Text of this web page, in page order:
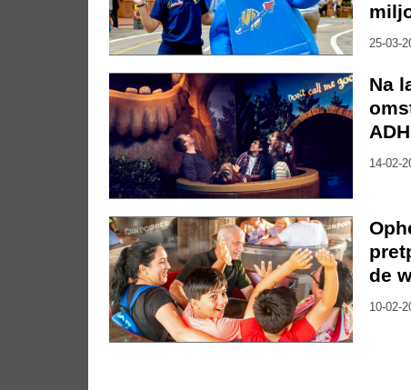
25-03-
Na
14-02-
de
10-02-